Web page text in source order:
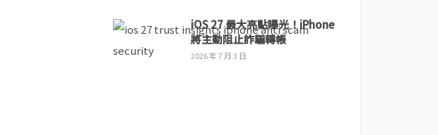
iOS 27 最大亮點曝光！iPhone
將主動阻止詐騙轉帳
2026 年 7 月 3 日